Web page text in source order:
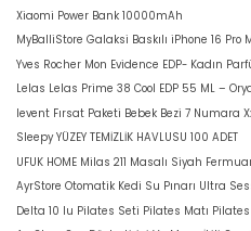
Xiaomi Power Bank 10000mAh
MyBalliStore Galaksi Baskılı iPhone 16 Pro
Yves Rocher Mon Evidence EDP- Kadın
Lelas Lelas Prime 38 Cool EDP 55 ML –
levent Fırsat Paketi Bebek Bezi 7 Numara
Sleepy YÜZEY TEMİZLİK HAVLUSU 100 ADET
UFUK HOME Milas 211 Masalı Siyah
AyrStore Otomatik Kedi Su Pınarı Ultra
Delta 10 lu Pilates Seti Pilates Matı